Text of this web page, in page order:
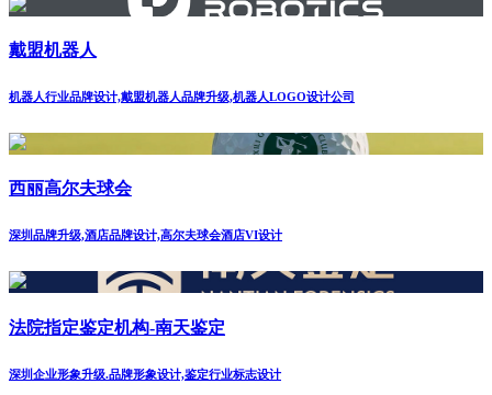
戴盟机器人
机器人行业品牌设计,戴盟机器人品牌升级,机器人LOGO设计公司
西丽高尔夫球会
深圳品牌升级,酒店品牌设计,高尔夫球会酒店VI设计
法院指定鉴定机构-南天鉴定
深圳企业形象升级.品牌形象设计,鉴定行业标志设计